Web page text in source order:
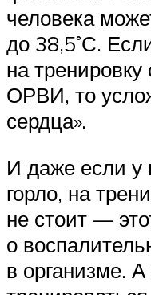
человека
до 38,5˚С.
на
ОРВИ, то
сердца».
И даже если у
горло, на
не стоит —
о
в организме.